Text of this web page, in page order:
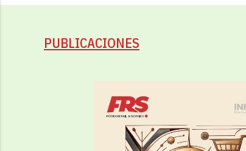
PUBLICACIONES